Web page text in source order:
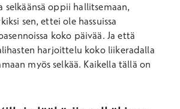
selkäänsä oppii hallitsemaan,
sen, ettei ole hassuissa
koko päivää. Ja että
harjoittelu koko liikeradalla
myös selkää. Kaikella tällä on